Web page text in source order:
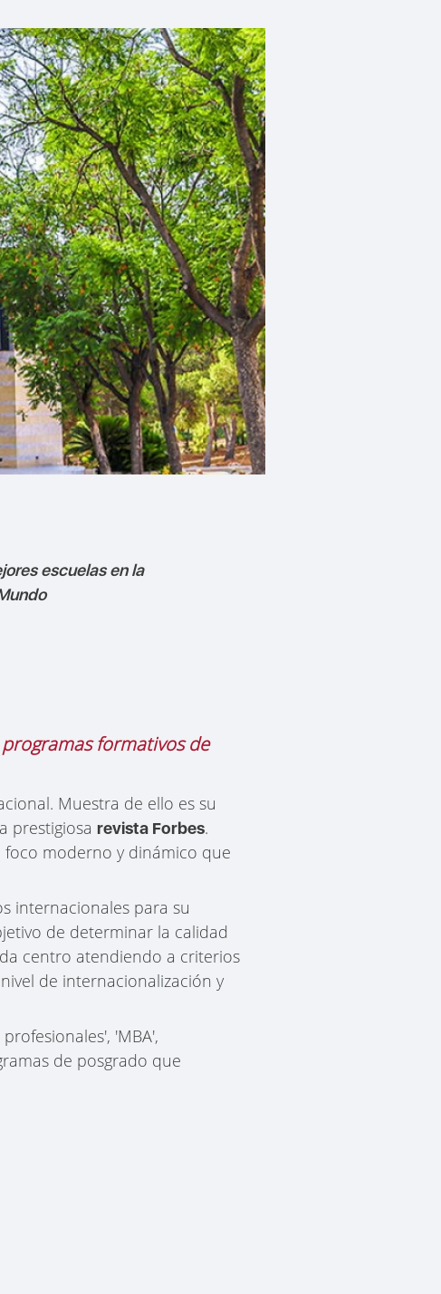
escuelas en la
formativos de
Muestra de ello es su
prestigiosa revista Forbes.
foco moderno y dinámico que
internacionales para su
de determinar la calidad
centro atendiendo a criterios
de internacionalización y
'MBA',
de posgrado que